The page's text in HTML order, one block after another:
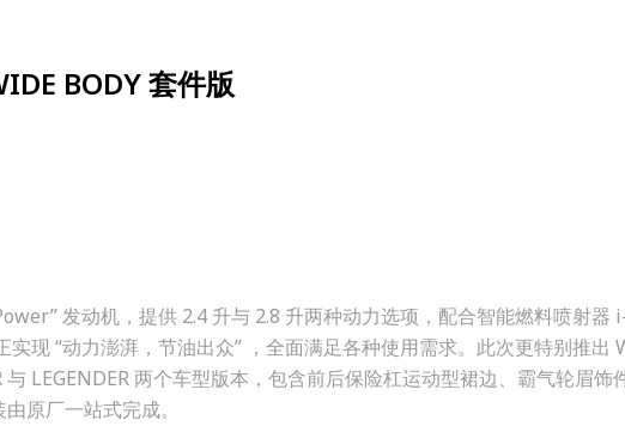
BODY 套件版
发动机，提供 2.4 升与 2.8 升两种动力选项，配合智能燃料喷射器
现 “动力澎湃，节油出众” ，全面满足各种使用需求。此次更特别推出
与 LEGENDER 两个车型版本，包含前后保险杠运动型裙边、霸气轮眉饰
原厂一站式完成。